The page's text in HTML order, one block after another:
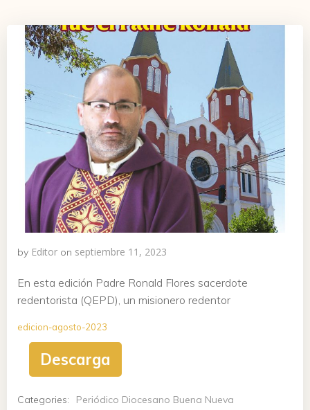
by Editor on septiembre 11, 2023
En esta edición Padre Ronald Flores sacerdote
redentorista (QEPD), un misionero redentor
edicion-agosto-2023
Descarga
Categories: Periódico Diocesano Buena Nueva